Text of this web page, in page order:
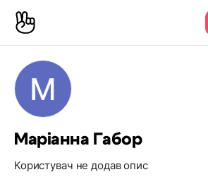
Маріанна Габор
Користувач не додав опис